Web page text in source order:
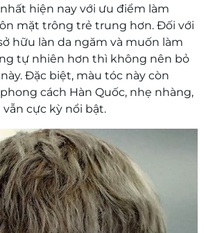
hiện nay với ưu điểm làm
mặt trông trẻ trung hơn. Đối với
hữu làn da ngăm và muốn làm
tự nhiên hơn thì không nên bỏ
Đặc biệt, màu tóc này còn
cách Hàn Quốc, nhẹ nhàng,
cực kỳ nổi bật.